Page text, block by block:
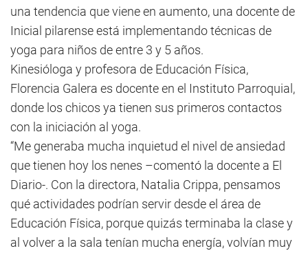
una tendencia que viene en aumento, una docente de
Inicial pilarense está implementando técnicas de
yoga para niños de entre 3 y 5 años.
Kinesióloga y profesora de Educación Física,
Florencia Galera es docente en el Instituto Parroquial,
donde los chicos ya tienen sus primeros contactos
con la iniciación al yoga.
“Me generaba mucha inquietud el nivel de ansiedad
que tienen hoy los nenes –comentó la docente a El
Diario-. Con la directora, Natalia Crippa, pensamos
qué actividades podrían servir desde el área de
Educación Física, porque quizás terminaba la clase y
al volver a la sala tenían mucha energía, volvían muy